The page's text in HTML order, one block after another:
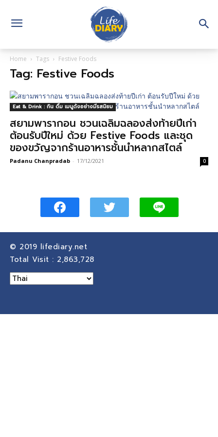
Home Tags Festive Foods
Tag: Festive Foods
Eat & Drink : กิน ดื่ม เมนูดังอย่างมีรสนิยม
สยามพารากอน ชวนเฉลิมฉลองส่งท้ายปีเก่า
ต้อนรับปีใหม่ ด้วย Festive Foods และชุด
ของขวัญจากร้านอาหารชั้นนำหลากสไตล์
Padanu Chanpradab - 17/12/2021 0
© 2019 lifediary.net
Total Visit : 2,863,728